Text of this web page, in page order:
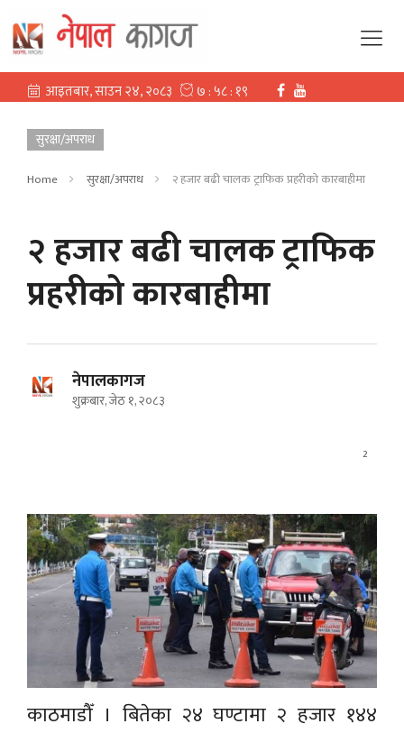
सुरक्षा/अपराध
Home सुरक्षा/अपराध २ हजार बढी चालक ट्राफिक प्रहरीको कारबाहीमा
२ हजार बढी चालक ट्राफिक
प्रहरीको कारबाहीमा
नेपालकागज
शुक्रबार, जेठ १, २०८३
2
काठमाडौँ । बितेका २४ घण्टामा २ हजार १४४